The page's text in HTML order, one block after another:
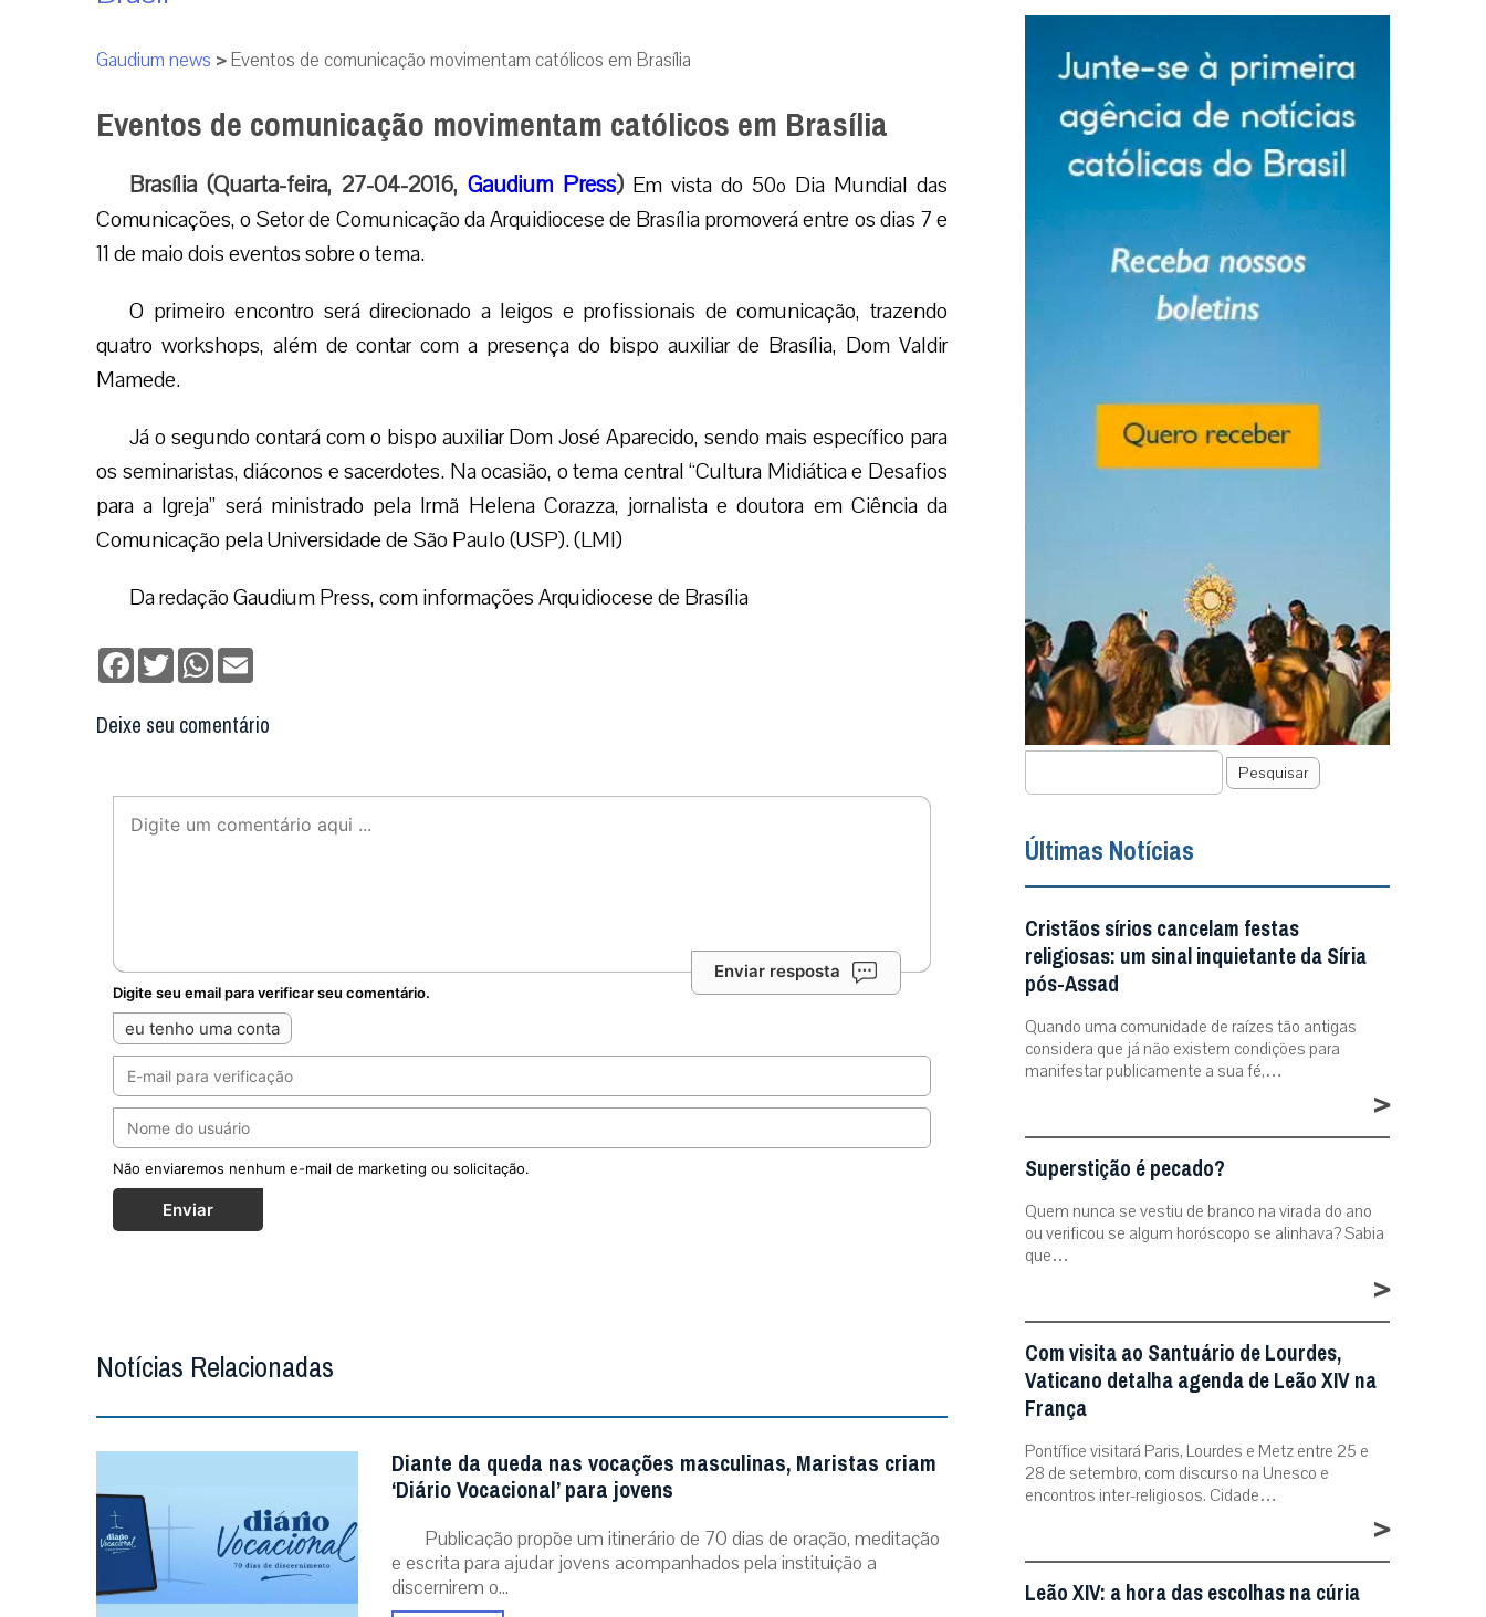
Gaudium news >Eventos de comunicação movimentam católicos em Brasília
Eventos de comunicação movimentam católicos em Brasília
Brasília (Quarta-feira, 27-04-2016, Gaudium Press) Em vista do 50º Dia Mundial das
Comunicações, o Setor de Comunicação da Arquidiocese de Brasília promoverá entre os dias 7 e
11 de maio dois eventos sobre o tema.
O primeiro encontro será direcionado a leigos e profissionais de comunicação, trazendo
quatro workshops, além de contar com a presença do bispo auxiliar de Brasília, Dom Valdir
Mamede.
Já o segundo contará com o bispo auxiliar Dom José Aparecido, sendo mais específico para
os seminaristas, diáconos e sacerdotes. Na ocasião, o tema central “Cultura Midiática e Desafios
para a Igreja” será ministrado pela Irmã Helena Corazza, jornalista e doutora em Ciência da
Comunicação pela Universidade de São Paulo (USP). (LMI)
Da redação Gaudium Press, com informações Arquidiocese de Brasília
Facebook
TwitterWhatsApp
Deixe seu comentário
Enviar resposta
Digite seu email para verificar seu comentário.
eu tenho uma conta
Não enviaremos nenhum e-mail de marketing ou solicitação.
Enviar
Notícias Relacionadas
Diante da queda nas vocações masculinas, Maristas criam
‘Diário Vocacional’ para jovens
Publicação propõe um itinerário de 70 dias de oração, meditação
e escrita para ajudar jovens acompanhados pela instituição a
discernirem o...
Pesquisar
Últimas Notícias
Cristãos sírios cancelam festas
religiosas: um sinal inquietante da Síria
pós-Assad
Quando uma comunidade de raízes tão antigas
considera que já não existem condições para
manifestar publicamente a sua fé,…
>
Superstição é pecado?
Quem nunca se vestiu de branco na virada do ano
ou verificou se algum horóscopo se alinhava? Sabia
que…
>
Com visita ao Santuário de Lourdes,
Vaticano detalha agenda de Leão XIV na
França
Pontífice visitará Paris, Lourdes e Metz entre 25 e
28 de setembro, com discurso na Unesco e
encontros inter-religiosos. Cidade…
>
Leão XIV: a hora das escolhas na cúria